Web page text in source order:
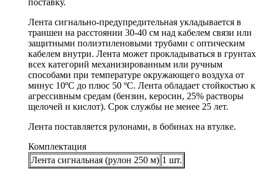
Лента сигнально-предупредительная укладывается в
траншеи на расстоянии 30-40 см над кабелем связи или
защитными полиэтиленовыми трубами с оптическим
кабелем внутри. Лента может прокладываться в грунтах
всех категорий механизированным или ручным
способами при температуре окружающего воздуха от
минус 10ºС до плюс 50 ºС. Лента обладает стойкостью к
агрессивным средам (бензин, керосин, 25% растворы
щелочей и кислот). Срок службы не менее 25 лет.
Лента поставляется рулонами, в бобинах на втулке.
Комплектация
Лента сигнальная (рулон 250 м) 1 шт.